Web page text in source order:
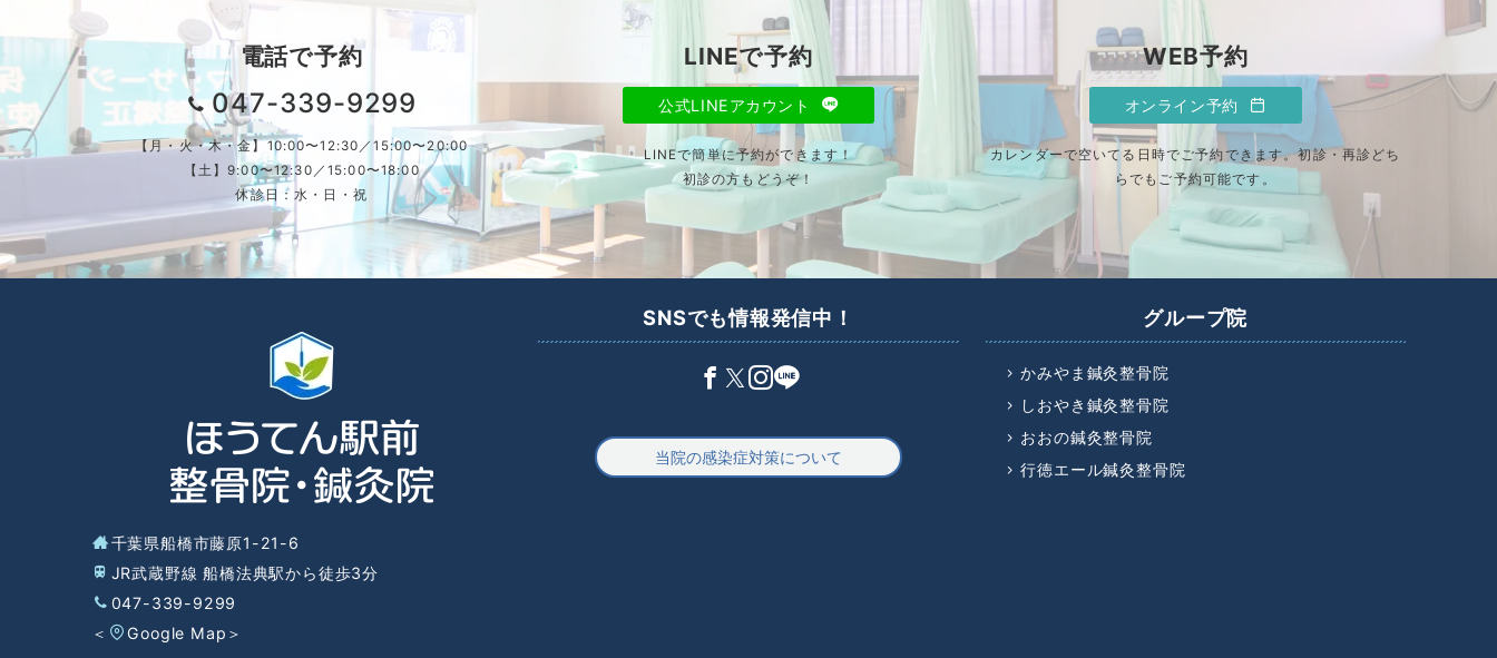
電話で予約
047-339-9299
【月・火・木・金】10:00〜12:30／15:00〜20:00
【土】9:00〜12:30／15:00〜18:00
休診日：水・日・祝
LINEで予約
公式LINEアカウント
LINEで簡単に予約ができます！
初診の方もどうぞ！
WEB予約
オンライン予約
カレンダーで空いてる日時でご予約できます。初診・再診どち
らでもご予約可能です。
千葉県船橋市藤原1-21-6
JR武蔵野線 船橋法典駅から徒歩3分
047-339-9299
＜
Google Map ＞
SNSでも情報発信中！
当院の感染症対策について
グループ院
かみやま鍼灸整骨院
しおやき鍼灸整骨院
おおの鍼灸整骨院
行徳エール鍼灸整骨院